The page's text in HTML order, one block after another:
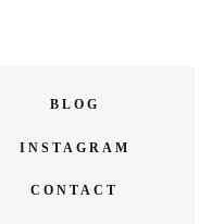
BLOG
INSTAGRAM
CONTACT